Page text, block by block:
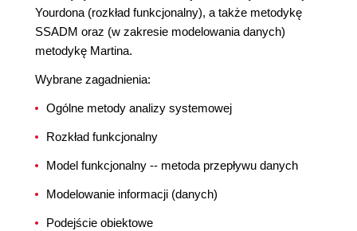
Yourdona (rozkład funkcjonalny), a także metodykę
SSADM oraz (w zakresie modelowania danych)
metodykę Martina.
Wybrane zagadnienia:
Ogólne metody analizy systemowej
Rozkład funkcjonalny
Model funkcjonalny -- metoda przepływu danych
Modelowanie informacji (danych)
Podejście obiektowe